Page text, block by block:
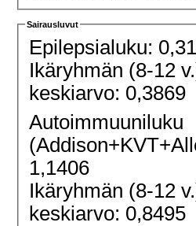
Sairausluvut
Epilepsialuku:
Ikäryhmän (8-12
keskiarvo: 0,3869
Autoimmuuniluku
1,1406
Ikäryhmän (8-12
keskiarvo: 0,8495